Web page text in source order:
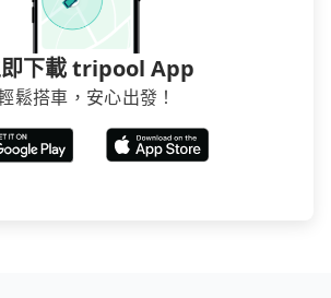
下載 tripool App
鬆搭車，安心出發！